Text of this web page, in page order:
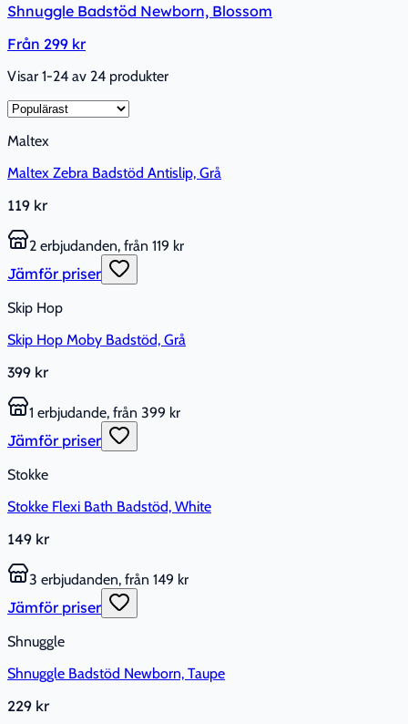
Shnuggle Badstöd Newborn, Blossom
Från 299 kr
Visar 1-24 av 24 produkter
Maltex
Maltex Zebra Badstöd Antislip, Grå
119 kr
2 erbjudanden, från 119 kr
Jämför priser
Skip Hop
Skip Hop Moby Badstöd, Grå
399 kr
1 erbjudande, från 399 kr
Jämför priser
Stokke
Stokke Flexi Bath Badstöd, White
149 kr
3 erbjudanden, från 149 kr
Jämför priser
Shnuggle
Shnuggle Badstöd Newborn, Taupe
229 kr